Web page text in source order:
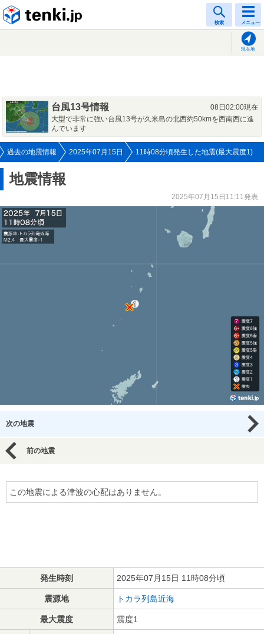
検索 メニュー
現在地
台風13号情報
08日02:00現在
大型で非常に強い台風13号が久米島の北西約50kmを西南西に進
んでいます
過去の地震情報 2025年07月15日 11時08分頃発生した地震(最大震度1)
地震情報
2025年07月15日11:11発表
次の地震
前の地震
この地震による津波の心配はありません。
発生時刻 2025年07月15日 11時08分頃
震源地 トカラ列島近海
最大震度 震度1